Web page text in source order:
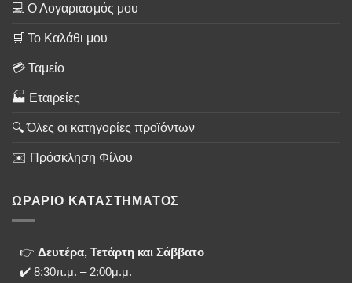
💻 Ο Λογαριασμός μου
🛒 Το Καλάθι μου
💳 Ταμείο
🏭 Εταιρείες
🔍 Όλες οι κατηγορίες προϊόντων
✉️ Πρόσκληση Φίλου
ΩΡΑΡΙΟ ΚΑΤΑΣΤΗΜΑΤΟΣ
👉 Δευτέρα, Τετάρτη και Σάββατο
✔️ 8:30π.μ. – 2:00μ.μ.